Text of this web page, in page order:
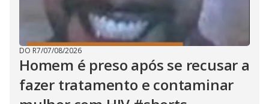
DO R7/07/08/2026
Homem é preso após se recusar a
fazer tratamento e contaminar